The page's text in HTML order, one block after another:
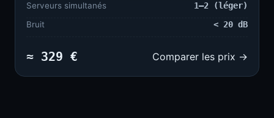
Serveurs simultanés
1–2 (léger)
Bruit
< 20 dB
≈ 329 € Comparer les prix →